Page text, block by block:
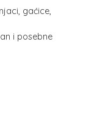
gaćice,
i posebne